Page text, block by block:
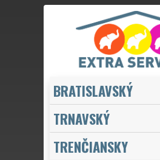
BRATISLAVSKÝ
TRNAVSKÝ
TRENČIANSKY